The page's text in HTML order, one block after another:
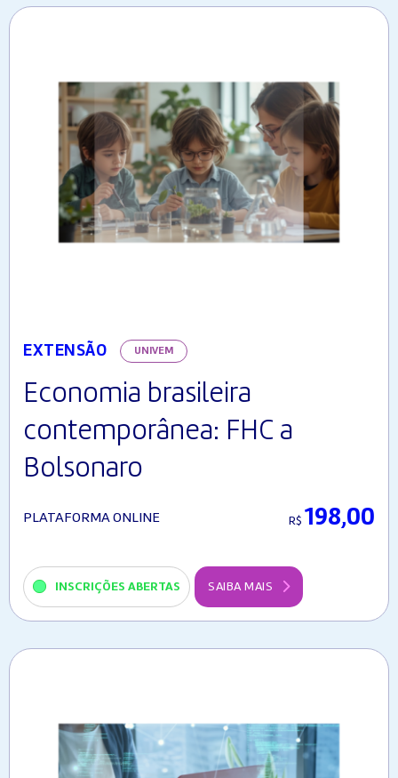
EXTENSÃO UNIVEM
Economia brasileira
contemporânea: FHC a
Bolsonaro
PLATAFORMA ONLINE R$ 198,00
INSCRIÇÕES ABERTAS SAIBA MAIS